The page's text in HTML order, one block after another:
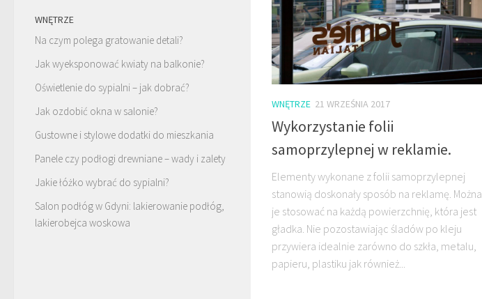
WNĘTRZE 21 WRZEŚNIA 2017
Wykorzystanie folii
samoprzylepnej w reklamie.
Elementy wykonane z folii samoprzylepnej
stanowią doskonały sposób na reklamę. Można
je stosować na każdą powierzchnię, która jest
gładka. Nie pozostawiając śladów po kleju
przywiera idealnie zarówno do szkła, metalu,
papieru, plastiku jak również...
WNĘTRZE
Na czym polega gratowanie detali?
Jak wyeksponować kwiaty na balkonie?
Oświetlenie do sypialni – jak dobrać?
Jak ozdobić okna w salonie?
Gustowne i stylowe dodatki do mieszkania
Panele czy podłogi drewniane – wady i zalety
Jakie łóżko wybrać do sypialni?
Salon podłóg w Gdyni: lakierowanie podłóg,
lakierobejca woskowa